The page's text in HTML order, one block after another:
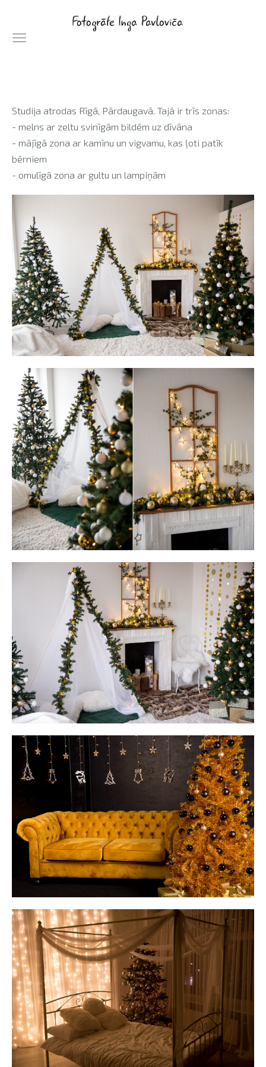
Studija atrodas Rīgā, Pārdaugavā. Tajā ir trīs zonas:
- melns ar zeltu svinīgām bildēm uz dīvāna
- mājīgā zona ar kamīnu un vigvamu, kas ļoti patīk
bērniem
- omulīgā zona ar gultu un lampiņām